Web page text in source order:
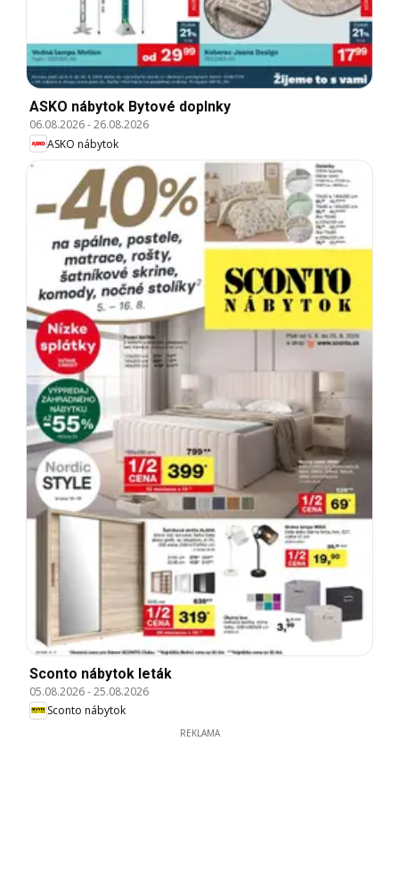
ASKO nábytok Bytové doplnky
06.08.2026-26.08.2026
ASKO nábytok
Sconto nábytok leták
05.08.2026-25.08.2026
Sconto nábytok
REKLAMA